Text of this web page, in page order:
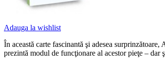
Adauga la wishlist
În această carte fascinantă şi adesea
prezintă modul de funcţionare al acestor pieţe – dar